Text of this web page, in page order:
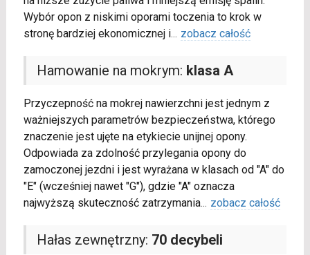
Wybór opon z niskimi oporami toczenia to krok w
stronę bardziej ekonomicznej i... zobacz całość
Hamowanie na mokrym: klasa A
Przyczepność na mokrej nawierzchni jest jednym z
ważniejszych parametrów bezpieczeństwa, którego
znaczenie jest ujęte na etykiecie unijnej opony.
Odpowiada za zdolność przylegania opony do
zamoczonej jezdni i jest wyrażana w klasach od "A" do
"E" (wcześniej nawet "G"), gdzie "A" oznacza
najwyższą skuteczność zatrzymania... zobacz całość
Hałas zewnętrzny: 70 decybeli